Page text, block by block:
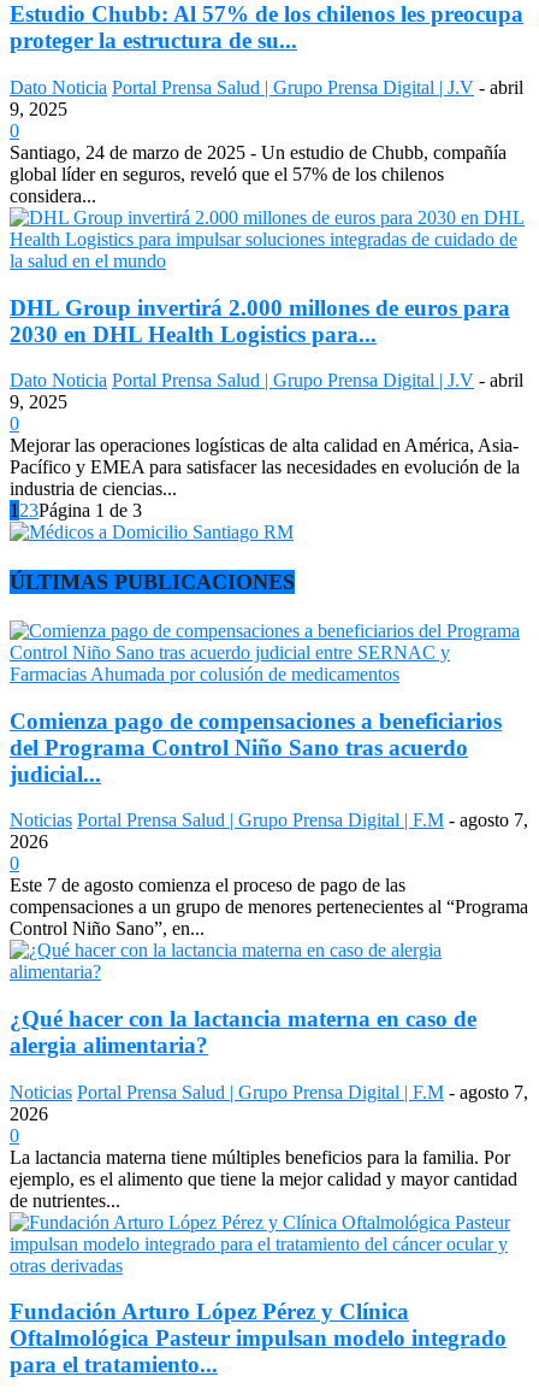
Estudio Chubb: Al 57% de los chilenos les preocupa
proteger la estructura de su...
Dato Noticia Portal Prensa Salud | Grupo Prensa Digital | J.V - abril
9, 2025
0
Santiago, 24 de marzo de 2025 - Un estudio de Chubb, compañía
global líder en seguros, reveló que el 57% de los chilenos
considera...
DHL Group invertirá 2.000 millones de euros para
2030 en DHL Health Logistics para...
Dato Noticia Portal Prensa Salud | Grupo Prensa Digital | J.V - abril
9, 2025
0
Mejorar las operaciones logísticas de alta calidad en América, Asia-
Pacífico y EMEA para satisfacer las necesidades en evolución de la
industria de ciencias...
1 23Página 1 de 3
ÚLTIMAS PUBLICACIONES
Comienza pago de compensaciones a beneficiarios
del Programa Control Niño Sano tras acuerdo
judicial...
Noticias Portal Prensa Salud | Grupo Prensa Digital | F.M - agosto 7,
2026
0
Este 7 de agosto comienza el proceso de pago de las
compensaciones a un grupo de menores pertenecientes al “Programa
Control Niño Sano”, en...
¿Qué hacer con la lactancia materna en caso de
alergia alimentaria?
Noticias Portal Prensa Salud | Grupo Prensa Digital | F.M - agosto 7,
2026
0
La lactancia materna tiene múltiples beneficios para la familia. Por
ejemplo, es el alimento que tiene la mejor calidad y mayor cantidad
de nutrientes...
Fundación Arturo López Pérez y Clínica
Oftalmológica Pasteur impulsan modelo integrado
para el tratamiento...